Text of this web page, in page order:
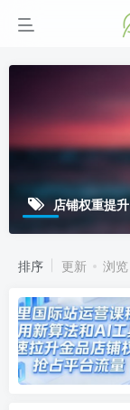
店铺权重提升
排序 更新 浏览